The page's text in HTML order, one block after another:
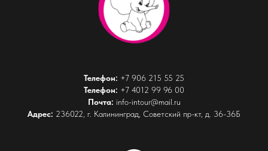
Телефон: +7 906 215 55 25
Телефон: +7 4012 99 96 00
Почта: info-intour@mail.ru
Адрес: 236022, г. Калининград, Советский пр-кт, д. 36-36Б